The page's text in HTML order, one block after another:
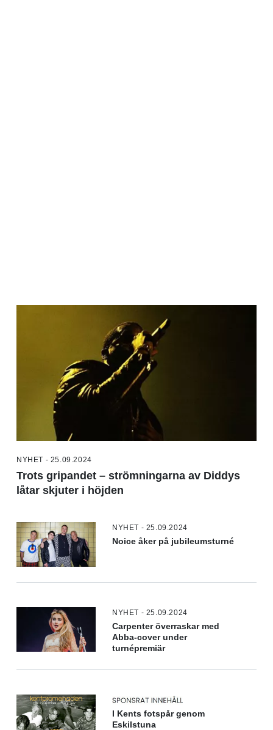
NYHET - 25.09.2024
Trots gripandet – strömningarna av Diddys
låtar skjuter i höjden
NYHET - 25.09.2024
Noice åker på jubileumsturné
NYHET - 25.09.2024
Carpenter överraskar med
Abba-cover under
turnépremiär
I Kents fotspår genom
Eskilstuna